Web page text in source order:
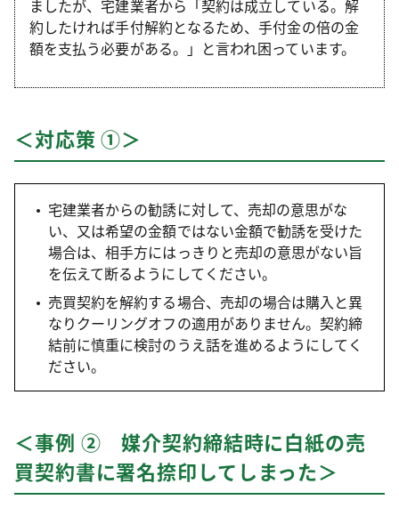
ましたが、宅建業者から「契約は成立している。解
約したければ手付解約となるため、手付金の倍の金
額を支払う必要がある。」と言われ困っています。
＜対応策 ①＞
宅建業者からの勧誘に対して、売却の意思がな
い、又は希望の金額ではない金額で勧誘を受けた
場合は、相手方にはっきりと売却の意思がない旨
を伝えて断るようにしてください。
売買契約を解約する場合、売却の場合は購入と異
なりクーリングオフの適用がありません。契約締
結前に慎重に検討のうえ話を進めるようにしてく
ださい。
＜事例 ② 媒介契約締結時に白紙の売
買契約書に署名捺印してしまった＞